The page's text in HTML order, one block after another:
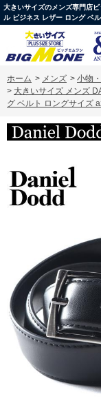
大きいサイズのメンズ専門店
ル ビジネス レザー ロング ベ
ホーム > メンズ > 小物
> 大きいサイズ メンズ
グ ベルト ロングサイズ